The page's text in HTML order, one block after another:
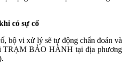
có sự cố
bộ vi xử lý sẽ tự động chẩn đoán và
TRẠM BẢO HÀNH tại địa phương